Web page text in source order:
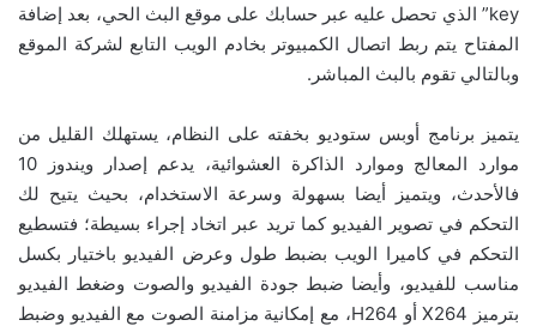
key” الذي تحصل عليه عبر حسابك على موقع البث الحي، بعد إضافة
المفتاح يتم ربط اتصال الكمبيوتر بخادم الويب التابع لشركة الموقع
وبالتالي تقوم بالبث المباشر.
يتميز برنامج أوبس ستوديو بخفته على النظام، يستهلك القليل من
موارد المعالج وموارد الذاكرة العشوائية، يدعم إصدار ويندوز 10
فالأحدث، ويتميز أيضا بسهولة وسرعة الاستخدام، بحيث يتيح لك
التحكم في تصوير الفيديو كما تريد عبر اتخاد إجراء بسيطة؛ فتسطيع
التحكم في كاميرا الويب بضبط طول وعرض الفيديو باختيار بكسل
مناسب للفيديو، وأيضا ضبط جودة الفيديو والصوت وضغط الفيديو
بترميز X264 أو H264، مع إمكانية مزامنة الصوت مع الفيديو وضبط